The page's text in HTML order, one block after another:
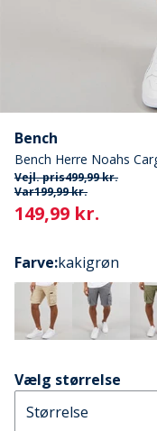
Bench
Bench Herre Noahs
Vejl. pris499,99 kr.
Var199,99 kr.
Current
149,99 kr.
Farve:kakigrøn
Vælg størrelse